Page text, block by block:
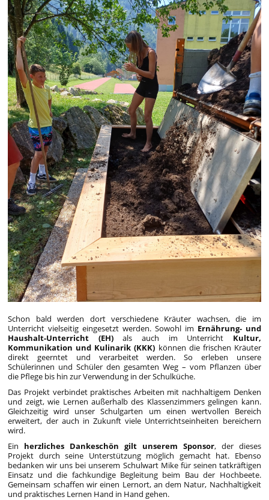
Schon bald werden dort verschiedene Kräuter wachsen, die im
Unterricht vielseitig eingesetzt werden. Sowohl im Ernährung- und
Haushalt-Unterricht (EH)
als auch im Unterricht
Kultur,
Kommunikation und Kulinarik (KKK) können die frischen Kräuter
direkt geerntet und verarbeitet werden. So erleben unsere
Schülerinnen und Schüler den gesamten Weg – vom Pflanzen über
die Pflege bis hin zur Verwendung in der Schulküche.
Das Projekt verbindet praktisches Arbeiten mit nachhaltigem Denken
und zeigt, wie Lernen außerhalb des Klassenzimmers gelingen kann.
Gleichzeitig wird unser Schulgarten um einen wertvollen Bereich
erweitert, der auch in Zukunft viele Unterrichtseinheiten bereichern
wird.
Ein
herzliches Dankeschön gilt unserem Sponsor, der dieses
Projekt durch seine Unterstützung möglich gemacht hat. Ebenso
bedanken wir uns bei unserem Schulwart Mike für seinen tatkräftigen
Einsatz und die fachkundige Begleitung beim Bau der Hochbeete.
Gemeinsam schaffen wir einen Lernort, an dem Natur, Nachhaltigkeit
und praktisches Lernen Hand in Hand gehen.